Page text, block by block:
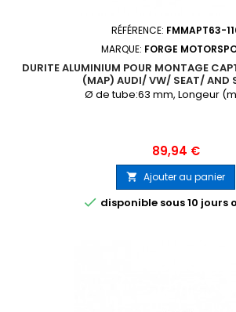
RÉFÉRENCE: FMMAPT63-
MARQUE: FORGE
DURITE ALUMINIUM POUR MONTAGE
(MAP) AUDI/ VW/ SEAT/ AND
Ø de tube:63 mm, Longeur
Prix
89,94 €
 Ajouter au panier
 disponible sous 10 jours